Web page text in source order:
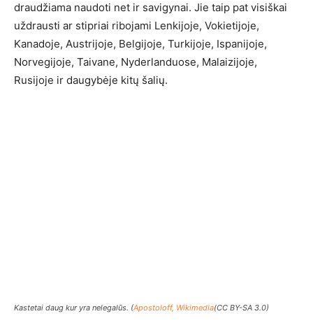
draudžiama naudoti net ir savigynai. Jie taip pat visiškai
uždrausti ar stipriai ribojami Lenkijoje, Vokietijoje,
Kanadoje, Austrijoje, Belgijoje, Turkijoje, Ispanijoje,
Norvegijoje, Taivane, Nyderlanduose, Malaizijoje,
Rusijoje ir daugybėje kitų šalių.
Kastetai daug kur yra nelegalūs. (Apostoloff, Wikimedia(CC BY-SA 3.0)